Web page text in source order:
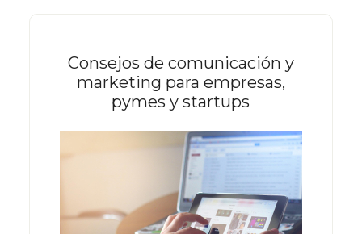
Consejos de comunicación y
marketing para empresas,
pymes y startups